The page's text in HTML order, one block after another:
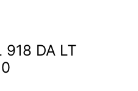
918 DA LT